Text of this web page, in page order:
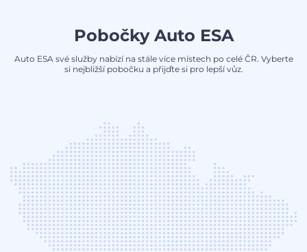
Pobočky Auto ESA
Auto ESA své služby nabízí na stále více místech po celé ČR. Vyberte
si nejbližší pobočku a přijďte si pro lepší vůz.